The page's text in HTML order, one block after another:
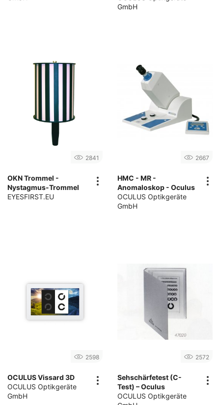
GmbH
2841
OKN Trommel -
Nystagmus-Trommel
EYESFIRST.EU
2667
HMC - MR -
Anomaloskop - Oculus
OCULUS Optikgeräte
GmbH
2598
OCULUS Vissard 3D
OCULUS Optikgeräte
GmbH
2572
Sehschärfetest (C-
Test) – Oculus
OCULUS Optikgeräte